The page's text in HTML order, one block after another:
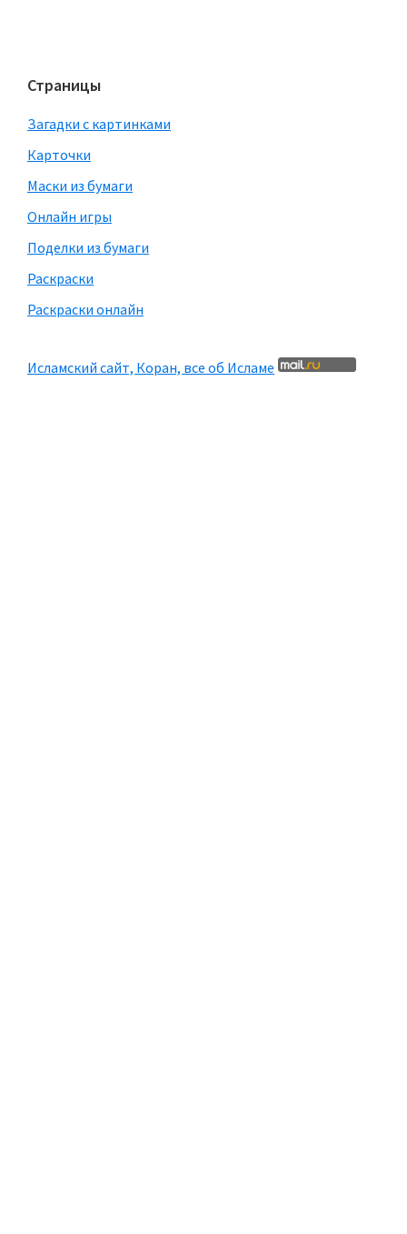
Страницы
Загадки с картинками
Карточки
Маски из бумаги
Онлайн игры
Поделки из бумаги
Раскраски
Раскраски онлайн
Исламский сайт, Коран, все об Исламе